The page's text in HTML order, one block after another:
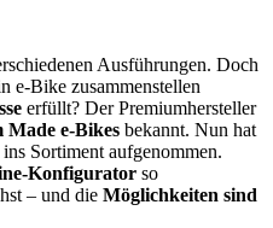
Ausführungen. Doch
e-Bike zusammenstellen
erfüllt? Der Premiumhersteller
Made e-Bikes bekannt. Nun hat
Sortiment aufgenommen.
Konfigurator so
– und die Möglichkeiten sind